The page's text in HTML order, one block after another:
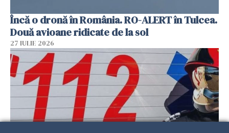
Încă o dronă în România. RO-ALERT în Tulcea.
Două avioane ridicate de la sol
27 IULIE 2026